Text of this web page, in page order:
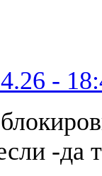
-
-да